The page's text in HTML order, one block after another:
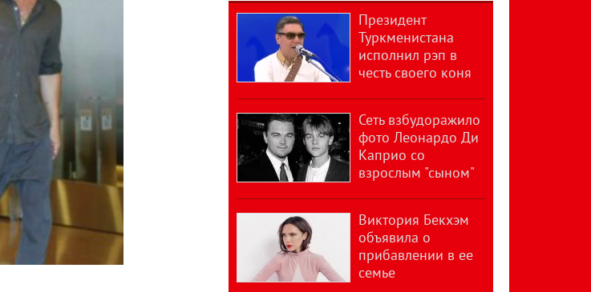
Президент
Туркменистана
исполнил рэп в
честь своего коня
Сеть взбудоражило
фото Леонардо Ди
Каприо со
взрослым "сыном"
Виктория Бекхэм
объявила о
прибавлении в ее
семье